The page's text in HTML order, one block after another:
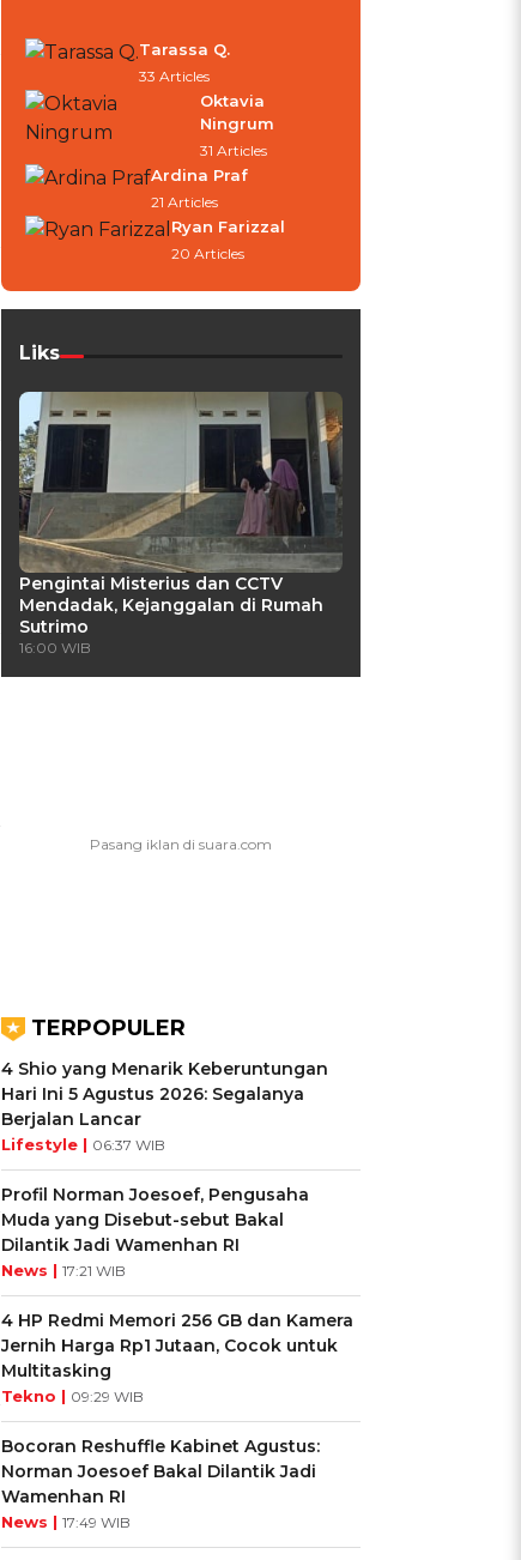
Tarassa Q.
33 Articles
Oktavia
Ningrum
31 Articles
Ardina Praf
21 Articles
Ryan Farizzal
20 Articles
Liks
Pengintai Misterius dan CCTV
Mendadak, Kejanggalan di Rumah
Sutrimo
16:00 WIB
TERPOPULER
4 Shio yang Menarik Keberuntungan
Hari Ini 5 Agustus 2026: Segalanya
Berjalan Lancar
Lifestyle | 06:37 WIB
Profil Norman Joesoef, Pengusaha
Muda yang Disebut-sebut Bakal
Dilantik Jadi Wamenhan RI
News | 17:21 WIB
4 HP Redmi Memori 256 GB dan Kamera
Jernih Harga Rp1 Jutaan, Cocok untuk
Multitasking
Tekno | 09:29 WIB
Bocoran Reshuffle Kabinet Agustus:
Norman Joesoef Bakal Dilantik Jadi
Wamenhan RI
News | 17:49 WIB